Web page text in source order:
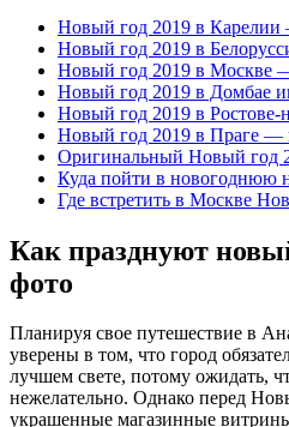
Новый год 2019 в Карелии
Новый год 2019 в
Новый год 2019 в Москве
Новый год 2019 в Домбае
Новый год 2019 в
Новый год 2019 в Праге —
Оригинальный Новый год
Куда пойти в новогоднюю
Где встретить в Москве
Как празднуют
фото
Планируя свое путешествие в
уверены в том, что город
лучшем свете, потому ожидать,
нежелательно. Однако перед
украшенные магазинные